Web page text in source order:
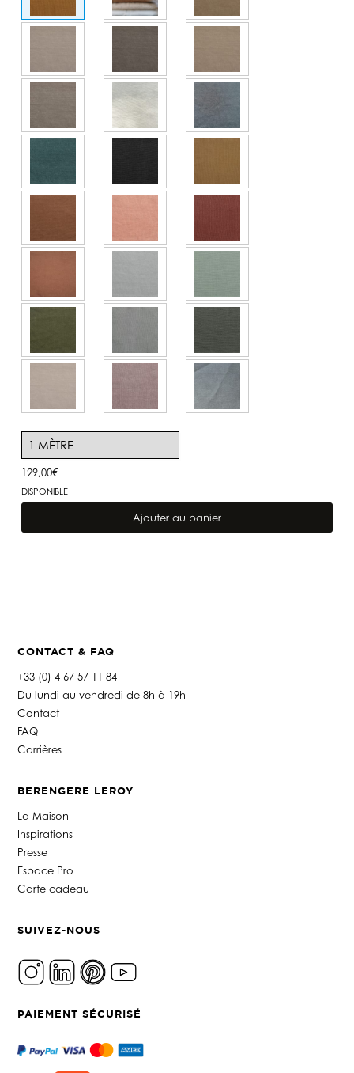
129,00€
DISPONIBLE
quantité
Ajouter au panier
CONTACT & FAQ
+33 (0) 4 67 57 11 84
Du lundi au vendredi de 8h à 19h
Contact
FAQ
Carrières
BERENGERE LEROY
La Maison
Inspirations
Presse
Espace Pro
Carte cadeau
SUIVEZ-NOUS
PAIEMENT SÉCURISÉ